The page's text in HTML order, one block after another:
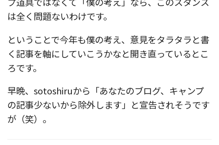
は全く問題ないわけです。
ということで今年も僕の考え、意見をタラタラと書
く記事を軸にしていこうかなと開き直っているとこ
ろです。
早晩、sotoshiruから「あなたのブログ、キャンプ
の記事少ないから除外します」と宣告されそうです
が（笑）。